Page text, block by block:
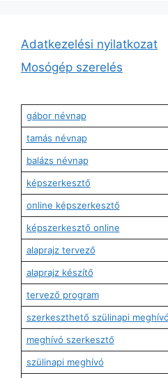
Adatkezelési nyilatkozat
Mosógép szerelés
gábor névnap
tamás névnap
balázs névnap
képszerkesztő
online képszerkesztő
képszerkesztő online
alaprajz tervező
alaprajz készítő
tervező program
szerkeszthető szülinapi
meghívó szerkesztő
szülinapi meghívó